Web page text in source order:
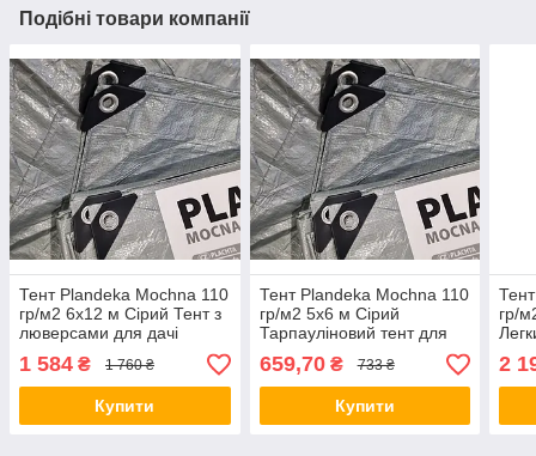
Подібні товари компанії
Тент Plandeka Мосhnа 110
гр/м2 6х12 м Сірий Тент з
люверсами для дачі
Покривний тент для дому
1 584 ₴ 1 760 ₴
Купити
Тент Plandeka Мосhnа 110
гр/м2 5х6 м Сірий
Тарпауліновий тент для
господарства Міцний тент
з люверсами
659,70₴ 733 ₴
Купити
гр/
2